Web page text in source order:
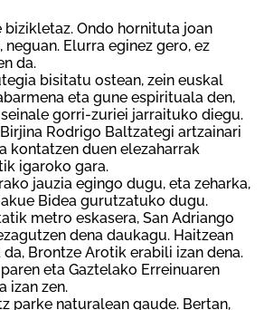
bizikletaz. Ondo hornituta joan
Elurra eginez gero, ez
da.
bisitatu ostean, zein euskal
eta gune espirituala den,
gorri-zuriei jarraituko diegu.
Rodrigo Baltzategi artzainari
kontatzen duen elezaharrak
igaroko gara.
jauzia egingo dugu, eta zeharka,
Bidea gurutzatuko dugu.
metro eskasera, San Adriango
dena daukagu. Haitzean
Brontze Arotik erabili izan dena.
eta Gaztelako Erreinuaren
izan zen.
parke naturalean gaude. Bertan,